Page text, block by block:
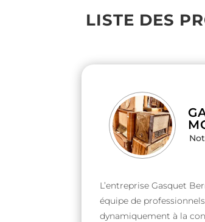
LISTE DES
L’entreprise Gasquet
équipe de
dynamiquement à la
Nom
Nom